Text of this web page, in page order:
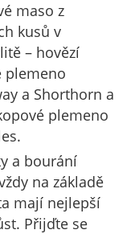
maso z
kusů v
– hovězí
plemeno
a Shorthorn a
plemeno
a bourání
na základě
mají nejlepší
Přijďte se